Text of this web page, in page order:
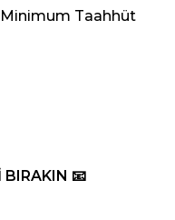
Taahhüt
BIRAKIN 📧